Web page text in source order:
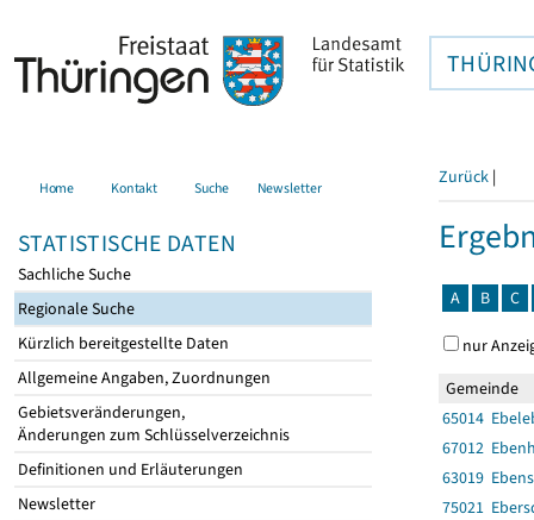
Home Kontakt Suche Newsletter
STATISTISCHE DATEN
Sachliche Suche
Regionale Suche
Kürzlich bereitgestellte Daten
Allgemeine Angaben, Zuordnungen
Gebietsveränderungen,
Änderungen zum Schlüsselverzeichnis
Definitionen und Erläuterungen
Newsletter
Zurück |
A B C
nur
Gemeinde
65014
67012
63019
75021